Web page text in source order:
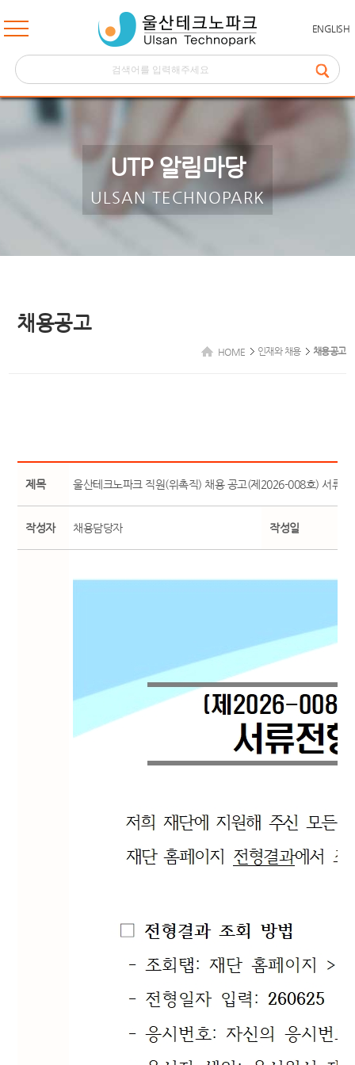
ENGLISH
UTP 알림마당
ULSAN TECHNOPARK
채용공고
HOME 인재와 채용 채용공고
제목 울산테크노파크 직원(위촉직) 채용 공고(제2026-008호) 서류
작성자 채용담당자 작성일